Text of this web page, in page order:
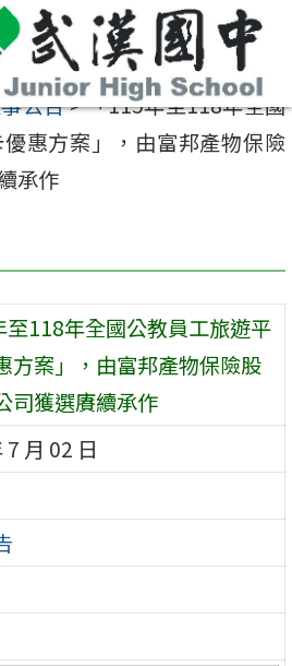
公告>「115年至118年全國
惠方案」，由富邦產物保險
承作
至118年全國公教員工旅遊平
方案」，由富邦產物保險股
司獲選賡續承作
月 02 日